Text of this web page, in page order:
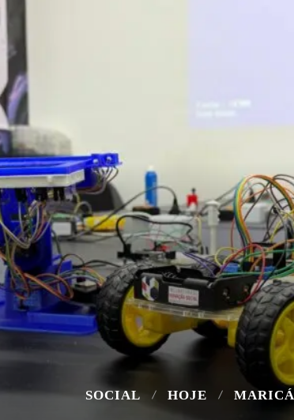
SOCIAL HOJE MARICÁ